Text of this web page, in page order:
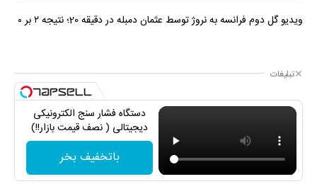
ویدیو گل دوم فرانسه به نروژ توسط عثمان دمبله در دقیقه 20؛ نتیجه ۲ بر ۰
تبلیغات
دستگاه فشار سنج الکترونیکی
دیجیتالی ( نصف قیمت بازار!!)
باتخفیف بخر